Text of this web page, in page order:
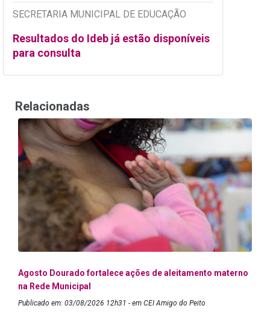
SECRETARIA MUNICIPAL DE EDUCAÇÃO
Resultados do Ideb já estão disponíveis
para consulta
Relacionadas
Agosto Dourado fortalece ações de aleitamento materno
na Rede Municipal
Publicado em: 03/08/2026 12h31 - em CEI Amigo do Peito